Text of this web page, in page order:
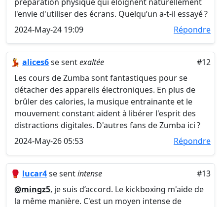
l'envie d'utiliser des écrans. Quelqu’un a-t-il essayé ?
2024-May-24 19:09
Répondre
💃 alices6se sentexaltée
#12
Les cours de Zumba sont fantastiques pour se
détacher des appareils électroniques. En plus de
brûler des calories, la musique entrainante et le
mouvement constant aident à libérer l'esprit des
distractions digitales. D'autres fans de Zumba ici ?
2024-May-26 05:53
Répondre
🥊 lucar4se sentintense
#13
@mingz5, je suis d’accord. Le kickboxing m'aide de
la même manière. C'est un moyen intense de